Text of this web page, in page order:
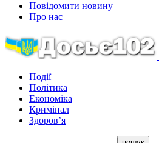
Повідомити новину
Про нас
Події
Політика
Економіка
Кримінал
Здоров’я